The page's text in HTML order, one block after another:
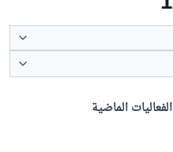
الفعاليات الماضية